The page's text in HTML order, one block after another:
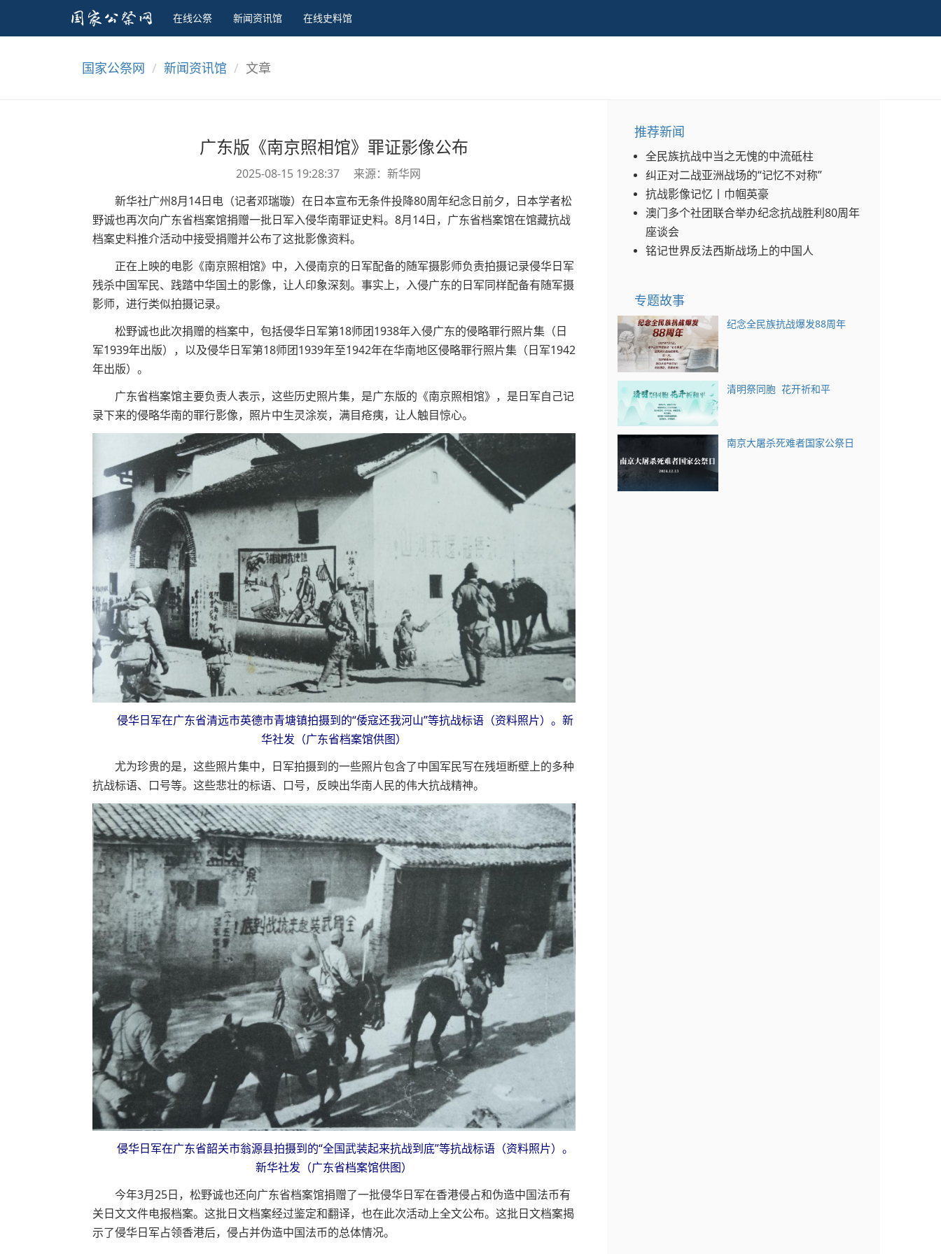
在线公祭 新闻资讯馆 在线史料馆
国家公祭网 新闻资讯馆 文章
广东版《南京照相馆》罪证影像公布
2025-08-15 19:28:37
来源：新华网
新华社广州8月14日电（记者邓瑞璇）在日本宣布无条件投降80周年纪念日前夕，日本学者松
野诚也再次向广东省档案馆捐赠一批日军入侵华南罪证史料。8月14日，广东省档案馆在馆藏抗战
档案史料推介活动中接受捐赠并公布了这批影像资料。
正在上映的电影《南京照相馆》中，入侵南京的日军配备的随军摄影师负责拍摄记录侵华日军
残杀中国军民、践踏中华国土的影像，让人印象深刻。事实上，入侵广东的日军同样配备有随军摄
影师，进行类似拍摄记录。
松野诚也此次捐赠的档案中，包括侵华日军第18师团1938年入侵广东的侵略罪行照片集（日
军1939年出版），以及侵华日军第18师团1939年至1942年在华南地区侵略罪行照片集（日军1942
年出版）。
广东省档案馆主要负责人表示，这些历史照片集，是广东版的《南京照相馆》，是日军自己记
录下来的侵略华南的罪行影像，照片中生灵涂炭，满目疮痍，让人触目惊心。
侵华日军在广东省清远市英德市青塘镇拍摄到的“倭寇还我河山”等抗战标语（资料照片）。新
华社发（广东省档案馆供图）
尤为珍贵的是，这些照片集中，日军拍摄到的一些照片包含了中国军民写在残垣断壁上的多种
抗战标语、口号等。这些悲壮的标语、口号，反映出华南人民的伟大抗战精神。
侵华日军在广东省韶关市翁源县拍摄到的“全国武装起来抗战到底”等抗战标语（资料照片）。
新华社发（广东省档案馆供图）
今年3月25日，松野诚也还向广东省档案馆捐赠了一批侵华日军在香港侵占和伪造中国法币有
关日文文件电报档案。这批日文档案经过鉴定和翻译，也在此次活动上全文公布。这批日文档案揭
示了侵华日军占领香港后，侵占并伪造中国法币的总体情况。
推荐新闻
全民族抗战中当之无愧的中流砥柱
纠正对二战亚洲战场的“记忆不对称”
抗战影像记忆丨巾帼英豪
澳门多个社团联合举办纪念抗战胜利80周年
座谈会
铭记世界反法西斯战场上的中国人
专题故事
纪念全民族抗战爆发88周年
清明祭同胞 花开祈和平
南京大屠杀死难者国家公祭日